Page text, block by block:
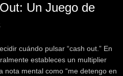
Un Juego de
cuándo pulsar “cash out.” En
estableces un multiplier
mental como “me detengo en